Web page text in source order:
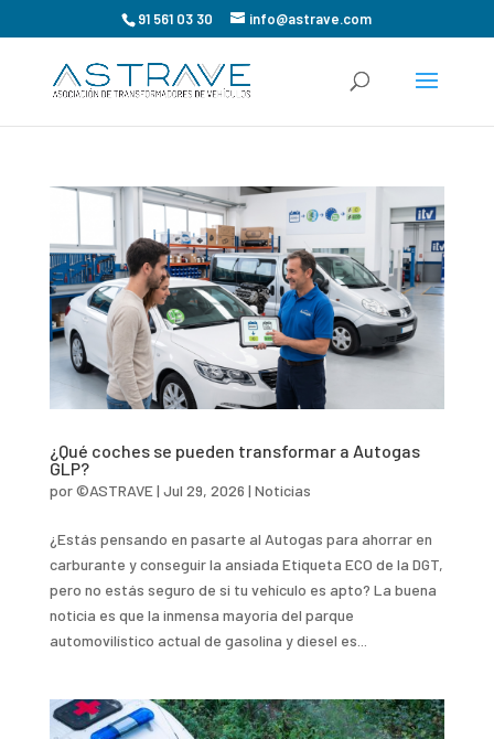
91 561 03 30 info@astrave.com
¿Qué coches se pueden transformar a Autogas
GLP?
por©ASTRAVE| Jul 29, 2026 | Noticias
¿Estás pensando en pasarte al Autogas para ahorrar en
carburante y conseguir la ansiada Etiqueta ECO de la DGT,
pero no estás seguro de si tu vehículo es apto? La buena
noticia es que la inmensa mayoría del parque
automovilístico actual de gasolina y diesel es...